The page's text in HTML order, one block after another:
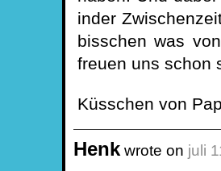
inder
bisschen was
freuen uns schon
Küsschen von
Henk wrote on juli